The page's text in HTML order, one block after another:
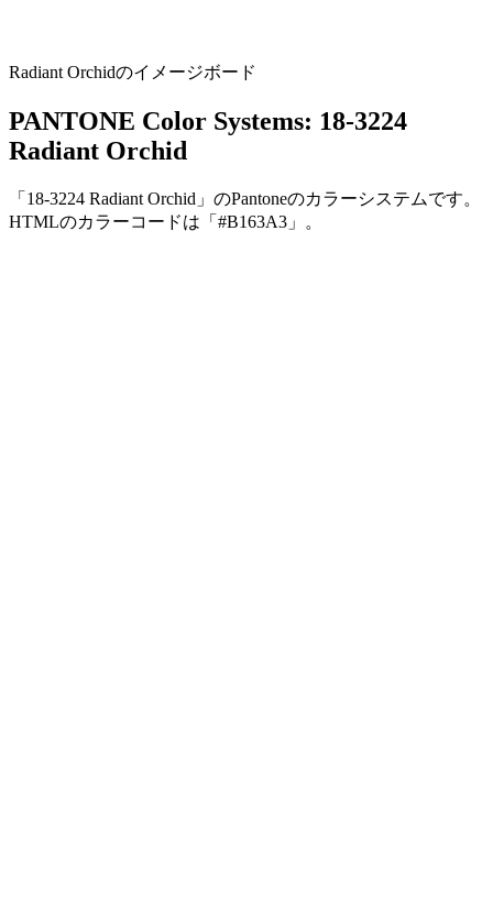
Radiant Orchidのイメージボード
PANTONE Color Systems: 18-3224
Radiant Orchid
「18-3224 Radiant Orchid」のPantoneのカラーシステムです。
HTMLのカラーコードは「#B163A3」。